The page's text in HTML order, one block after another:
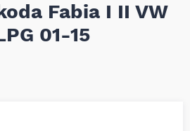
Fabia I II VW
01-15